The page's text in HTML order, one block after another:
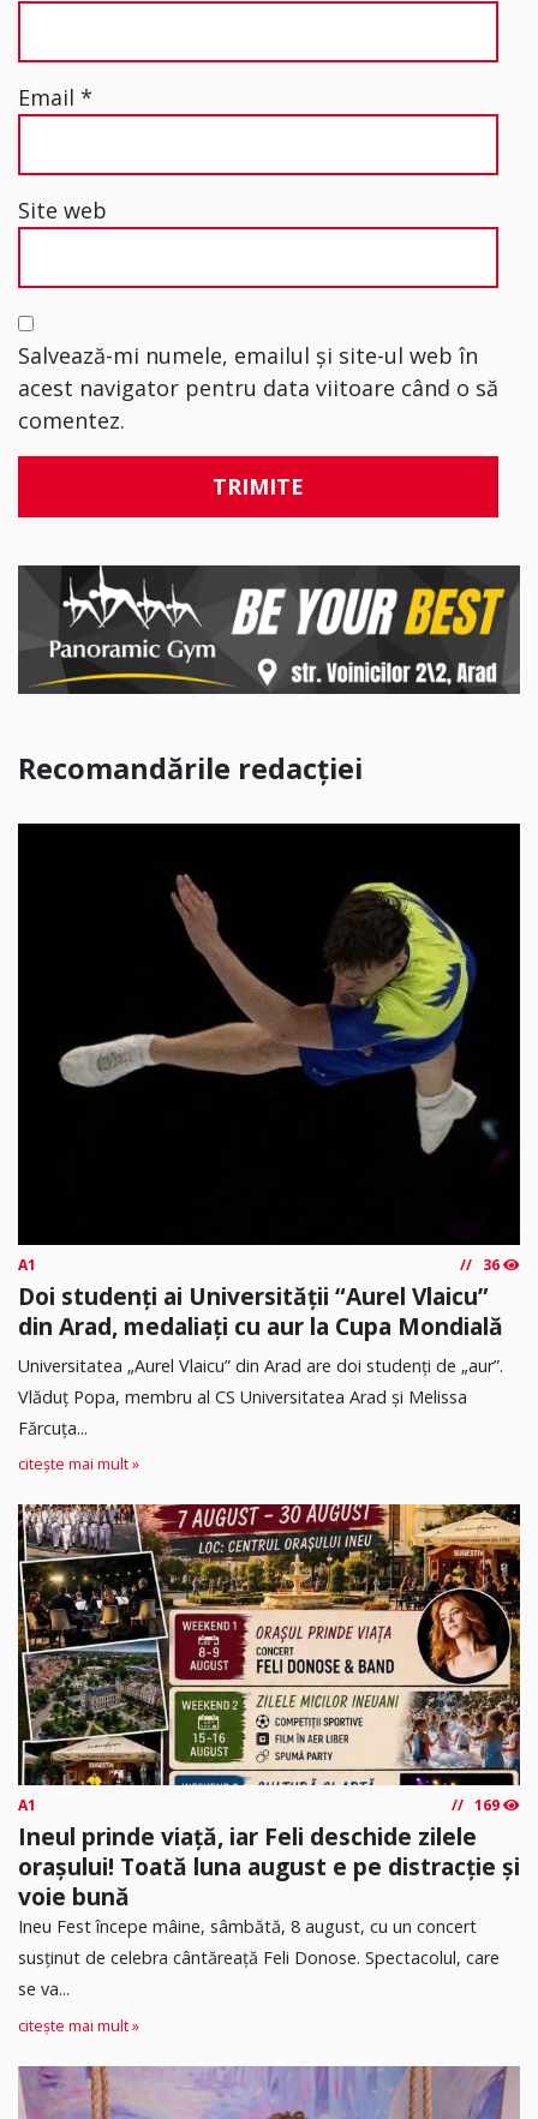
Email *
Site web
Salvează-mi numele, emailul și site-ul web în
acest navigator pentru data viitoare când o să
comentez.
Recomandările redacției
A1 36
Doi studenți ai Universității “Aurel Vlaicu”
din Arad, medaliați cu aur la Cupa Mondială
Universitatea „Aurel Vlaicu” din Arad are doi studenți de „aur”.
Vlăduț Popa, membru al CS Universitatea Arad și Melissa
Fărcuța...
citește mai mult »
A1 169
Ineul prinde viață, iar Feli deschide zilele
orașului! Toată luna august e pe distracție și
voie bună
Ineu Fest începe mâine, sâmbătă, 8 august, cu un concert
susținut de celebra cântăreață Feli Donose. Spectacolul, care
se va...
citește mai mult »